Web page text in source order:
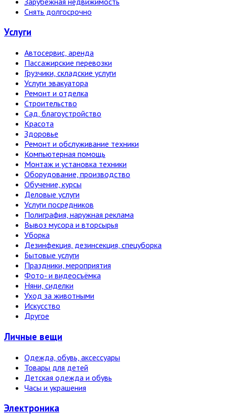
Снять долгосрочно
Услуги
Автосервис, аренда
Пассажирские перевозки
Грузчики, складские услуги
Услуги эвакуатора
Ремонт и отделка
Строительство
Сад, благоустройство
Красота
Здоровье
Ремонт и обслуживание техники
Компьютерная помощь
Монтаж и установка техники
Оборудование, производство
Обучение, курсы
Деловые услуги
Услуги посредников
Полиграфия, наружная реклама
Вывоз мусора и вторсырья
Уборка
Дезинфекция, дезинсекция, спецуборка
Бытовые услуги
Праздники, мероприятия
Фото- и видеосъёмка
Няни, сиделки
Уход за животными
Искусство
Другое
Личные вещи
Одежда, обувь, аксессуары
Товары для детей
Детская одежда и обувь
Часы и украшения
Электро­ника